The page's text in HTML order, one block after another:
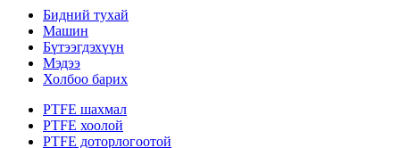
Бидний тухай
Машин
Бүтээгдэхүүн
Мэдээ
Холбоо барих
PTFE шахмал
PTFE хоолой
PTFE доторлогоотой